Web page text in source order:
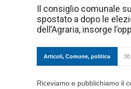
Il consiglio comunale
spostato a dopo le
dell’Agraria, insorge
Articoli, Comune, politica 30
Riceviamo e pubblichiamo il